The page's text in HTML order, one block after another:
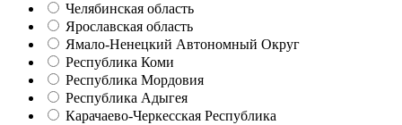
Челябинская область
Ярославская область
Ямало-Ненецкий Автономный Округ
Республика Коми
Республика Мордовия
Республика Адыгея
Карачаево-Черкесская Республика